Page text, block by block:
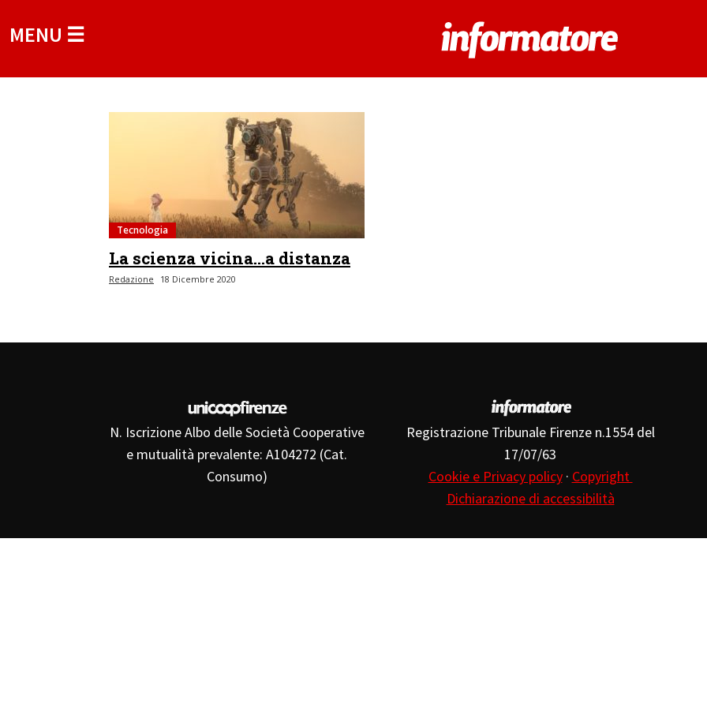
MENU ☰
Tecnologia
La scienza vicina…a distanza
Redazione 18 Dicembre 2020
N. Iscrizione Albo delle Società Cooperative
e mutualità prevalente: A104272 (Cat.
Consumo)
Registrazione Tribunale Firenze n.1554 del
17/07/63
Cookie e Privacy policy· Copyright
Dichiarazione di accessibilità